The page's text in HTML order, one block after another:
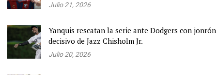
Julio 21, 2026
Yanquis rescatan la serie ante Dodgers con jonrón
decisivo de Jazz Chisholm Jr.
Julio 20, 2026